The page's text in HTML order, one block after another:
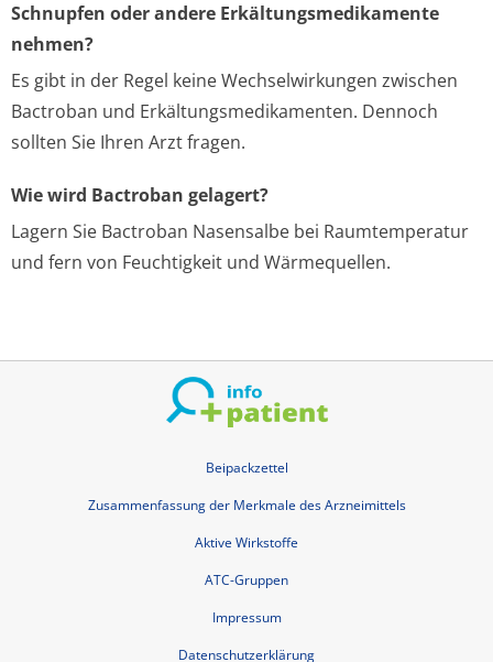
Schnupfen oder andere Erkältungsmedikamente
nehmen?
Es gibt in der Regel keine Wechselwirkungen zwischen
Bactroban und Erkältungsmedikamenten. Dennoch
sollten Sie Ihren Arzt fragen.
Wie wird Bactroban gelagert?
Lagern Sie Bactroban Nasensalbe bei Raumtemperatur
und fern von Feuchtigkeit und Wärmequellen.
Beipackzettel
Zusammenfassung der Merkmale des Arzneimittels
Aktive Wirkstoffe
ATC-Gruppen
Impressum
Datenschutzerklärung